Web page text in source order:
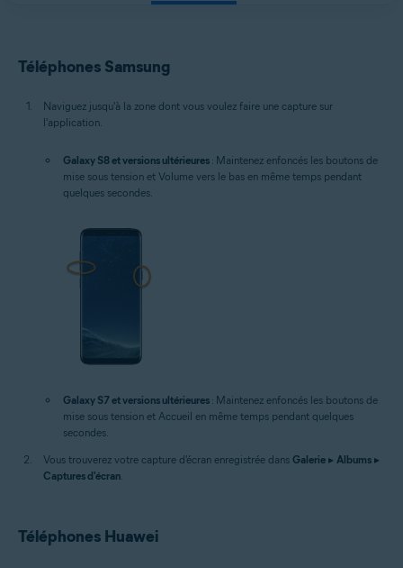
Téléphones Samsung
Naviguez jusqu'à la zone dont vous voulez faire une capture sur
l'application.
Galaxy S8 et versions ultérieures : Maintenez enfoncés les boutons de
mise sous tension et Volume vers le bas en même temps pendant
quelques secondes.
Galaxy S7 et versions ultérieures : Maintenez enfoncés les boutons de
mise sous tension et Accueil en même temps pendant quelques
secondes.
Vous trouverez votre capture d'écran enregistrée dans Galerie ▸ Albums ▸
Captures d'écran.
Téléphones Huawei